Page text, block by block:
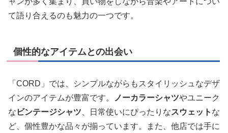
て語り合えるのも魅力の一つです。
個性的なアイテムとの出会い
「CORD」では、シンプルながらもスタイリッシュなデザ
インのアイテムが豊富です。
ノーカラーシャツやユニーク
な ビンテージシャツ 、日常使いにぴったりなスウェット な
ど、個性豊かな品々が揃っています。また、他店では手に